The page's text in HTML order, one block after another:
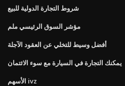
شروط التجارة الدولية للبيع
مؤشر السوق الرئيسي ملم
أفضل وسيط للتخلي عن العقود الآجلة
يمكنك التجارة في السيارة مع سوء الائتمان
الأسهم ivz